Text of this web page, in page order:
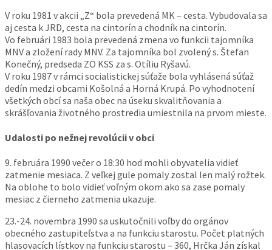
V roku 1981 v akcii „Z“ bola prevedená MK – cesta. Vybudovala sa
aj cesta k JRD, cesta na cintorín a chodník na cintorín.
Vo februári 1983 bola prevedená zmena vo funkcii tajomníka
MNV a zložení rady MNV. Za tajomníka bol zvolený s. Štefan
Konečný, predseda ZO KSS za s. Otíliu Ryšavú.
V roku 1987 v rámci socialistickej súťaže bola vyhlásená súťaž
dedín medzi obcami Košolná a Horná Krupá. Po vyhodnotení
všetkých obcí sa naša obec na úseku skvalitňovania a
skrášľovania životného prostredia umiestnila na prvom mieste.
Udalosti po nežnej revolúcii v obci
9. februára 1990 večer o 18:30 hod mohli obyvatelia vidieť
zatmenie mesiaca. Z veľkej gule pomaly zostal len malý rožtek.
Na oblohe to bolo vidieť voľným okom ako sa zase pomaly
mesiac z čierneho zatmenia ukazuje.
23.-24. novembra 1990 sa uskutočnili voľby do orgánov
obecného zastupiteľstva a na funkciu starostu. Počet platných
hlasovacích lístkov na funkciu starostu – 360, Hrčka Ján získal